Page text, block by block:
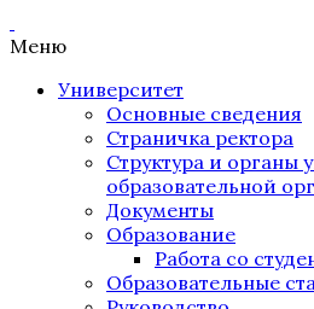
Меню
Университет
Основные сведения
Страничка ректора
Структура и органы
образовательной
Документы
Образование
Работа со
Образовательные